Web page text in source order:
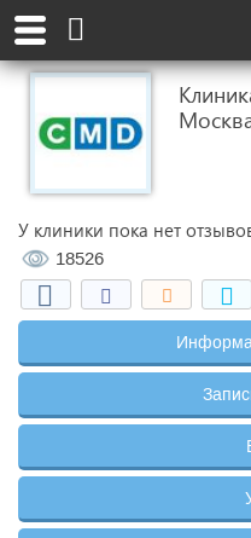
У клиники пока нет
18526